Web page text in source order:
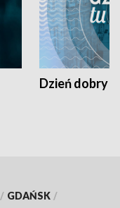
Dzień dobry
/ GDAŃSK /